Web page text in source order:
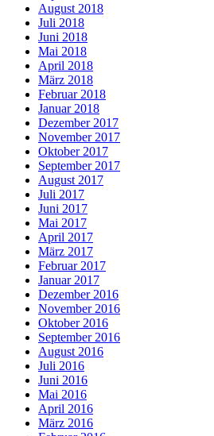
August 2018
Juli 2018
Juni 2018
Mai 2018
April 2018
März 2018
Februar 2018
Januar 2018
Dezember 2017
November 2017
Oktober 2017
September 2017
August 2017
Juli 2017
Juni 2017
Mai 2017
April 2017
März 2017
Februar 2017
Januar 2017
Dezember 2016
November 2016
Oktober 2016
September 2016
August 2016
Juli 2016
Juni 2016
Mai 2016
April 2016
März 2016